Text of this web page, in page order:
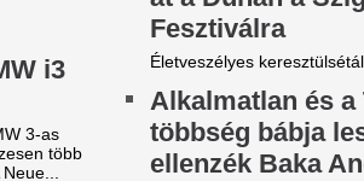
Az emberek percek alatt elkapkodták az összes
Fradi-Real: Világsztárok lepték
el Budapestet - itt vannak az
első képek, videók
Megérkezett Budapestre a Real Madrid, amely a
Ferencváros elleni mérkőzés előtt az Anantara
New York Palace Budapest Hotelben száll meg.